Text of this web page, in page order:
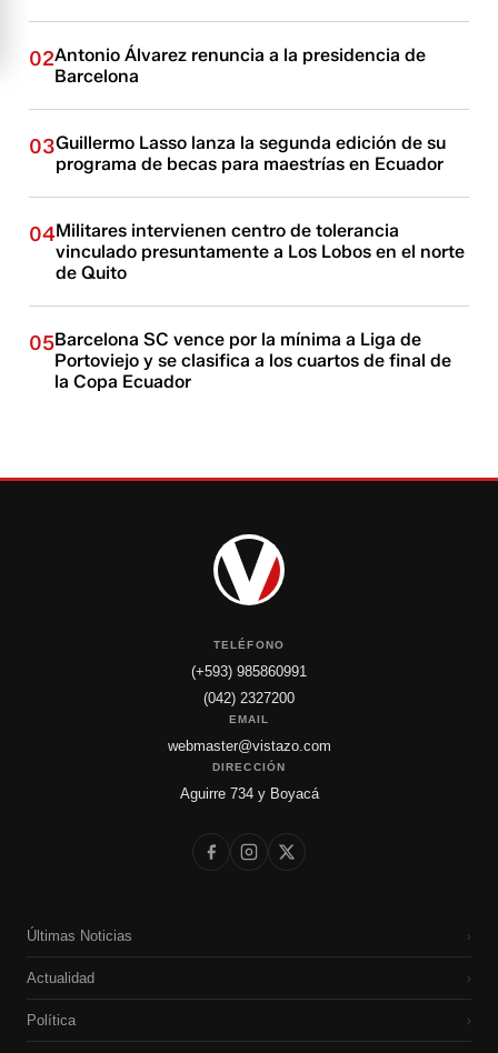
02Antonio Álvarez renuncia a la presidencia de
Barcelona
03Guillermo Lasso lanza la segunda edición de su
programa de becas para maestrías en Ecuador
04Militares intervienen centro de tolerancia
vinculado presuntamente a Los Lobos en el norte
de Quito
05Barcelona SC vence por la mínima a Liga de
Portoviejo y se clasifica a los cuartos de final de
la Copa Ecuador
TELÉFONO
(+593) 985860991
(042) 2327200
EMAIL
webmaster@vistazo.com
DIRECCIÓN
Aguirre 734 y Boyacá
Últimas Noticias ›
Actualidad ›
Política ›